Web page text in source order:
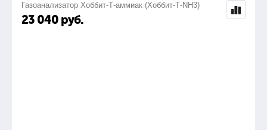
Газоанализатор Хоббит-Т-аммиак (Хоббит-Т-NH3)
23 040 руб.